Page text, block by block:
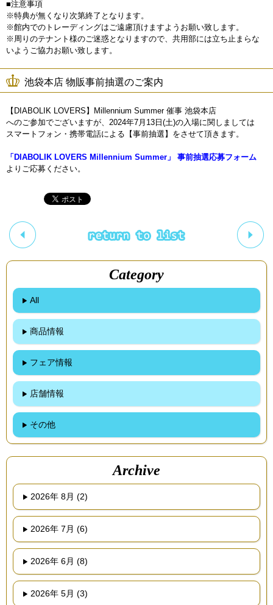
■注意事項
※特典が無くなり次第終了となります。
※館内でのトレーディングはご遠慮頂けますようお願い致します。
※周りのテナント様のご迷惑となりますので、共用部には立ち止まらな
いようご協力お願い致します。
池袋本店 物販事前抽選のご案内
【DIABOLIK LOVERS】Millennium Summer 催事 池袋本店
へのご参加でございますが、2024年7月13日(土)の入場に関しましては
スマートフォン・携帯電話による【事前抽選】をさせて頂きます。
「DIABOLIK LOVERS Millennium Summer 」 事前抽選応募フォーム
よりご応募ください。
Category
All
商品情報
フェア情報
店舗情報
その他
Archive
2026年 8月 (2)
2026年 7月 (6)
2026年 6月 (8)
2026年 5月 (3)